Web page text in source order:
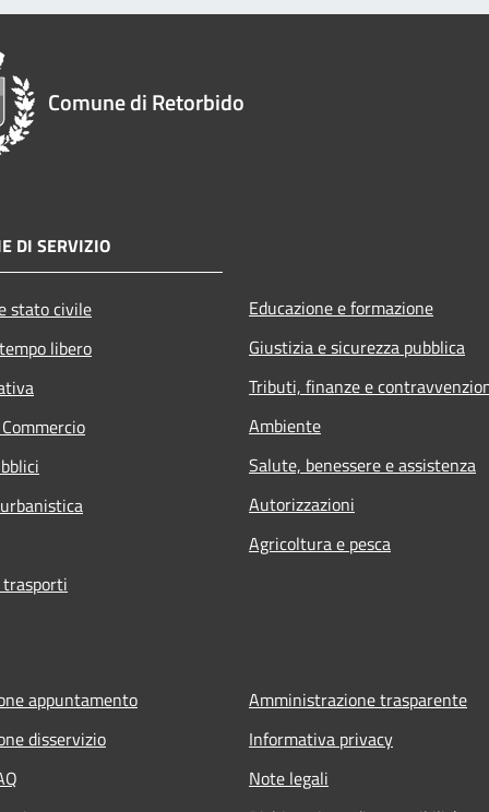
Comune di Retorbido
DI SERVIZIO
stato civile
libero
Educazione e formazione
Giustizia e sicurezza pubblica
Tributi, finanze e
Ambiente
Salute, benessere e assistenza
Autorizzazioni
Agricoltura e pesca
appuntamento
disservizio
Amministrazione trasparente
Informativa privacy
Note legali